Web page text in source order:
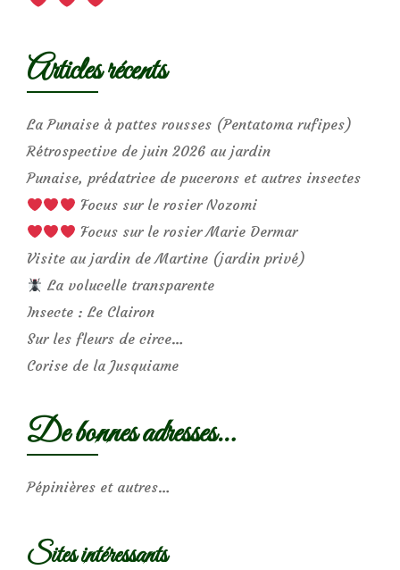
Articles récents
La Punaise à pattes rousses (Pentatoma rufipes)
Rétrospective de juin 2026 au jardin
Punaise, prédatrice de pucerons et autres insectes
Focus sur le rosier Nozomi
Focus sur le rosier Marie Dermar
Visite au jardin de Martine (jardin privé)
La volucelle transparente
Insecte : Le Clairon
Sur les fleurs de circe…
Corise de la Jusquiame
De bonnes adresses…
Pépinières et autres…
Sites intéressants